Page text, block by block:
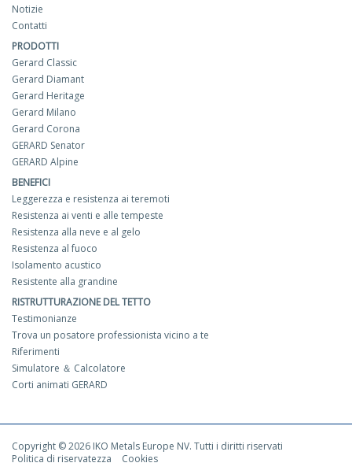
Notizie
Contatti
PRODOTTI
Gerard Classic
Gerard Diamant
Gerard Heritage
Gerard Milano
Gerard Corona
GERARD Senator
GERARD Alpine
BENEFICI
Leggerezza e resistenza ai teremoti
Resistenza ai venti e alle tempeste
Resistenza alla neve e al gelo
Resistenza al fuoco
Isolamento acustico
Resistente alla grandine
RISTRUTTURAZIONE DEL TETTO
Testimonianze
Trova un posatore professionista vicino a te
Riferimenti
Simulatore ＆ Calcolatore
Corti animati GERARD
Copyright © 2026 IKO Metals Europe NV. Tutti i diritti riservati
Politica di riservatezza
Cookies